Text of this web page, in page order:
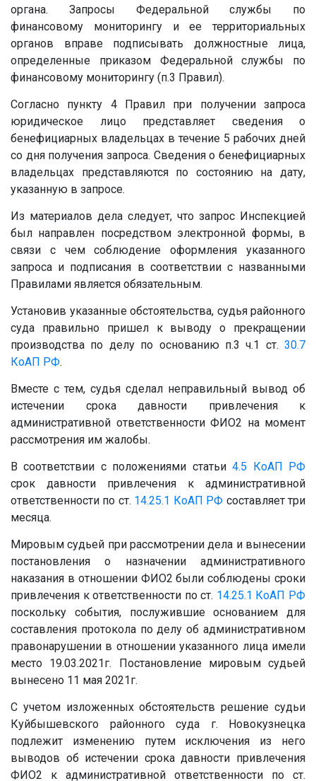
органа. Запросы Федеральной службы по
финансовому мониторингу и ее территориальных
органов вправе подписывать должностные лица,
определенные приказом Федеральной службы по
финансовому мониторингу (п.3 Правил).
Согласно пункту 4 Правил при получении запроса
юридическое лицо представляет сведения о
бенефициарных владельцах в течение 5 рабочих дней
со дня получения запроса. Сведения о бенефициарных
владельцах представляются по состоянию на дату,
указанную в запросе.
Из материалов дела следует, что запрос Инспекцией
был направлен посредством электронной формы, в
связи с чем соблюдение оформления указанного
запроса и подписания в соответствии с названными
Правилами является обязательным.
Установив указанные обстоятельства, судья районного
суда правильно пришел к выводу о прекращении
производства по делу по основанию п.3 ч.1 ст. 30.7
КоАП РФ.
Вместе с тем, судья сделал неправильный вывод об
истечении срока давности привлечения к
административной ответственности ФИО2 на момент
рассмотрения им жалобы.
В соответствии с положениями статьи4.5 КоАП РФ
срок давности привлечения к административной
ответственности по ст. 14.25.1 КоАП РФ составляет три
месяца.
Мировым судьей при рассмотрении дела и вынесении
постановления о назначении административного
наказания в отношении ФИО2 были соблюдены сроки
привлечения к ответственности по ст. 14.25.1 КоАП РФ
поскольку события, послужившие основанием для
составления протокола по делу об административном
правонарушении в отношении указанного лица имели
место 19.03.2021г. Постановление мировым судьей
вынесено 11 мая 2021г.
С учетом изложенных обстоятельств решение судьи
Куйбышевского районного суда г. Новокузнецка
подлежит изменению путем исключения из него
выводов об истечении срока давности привлечения
ФИО2 к административной ответственности по ст.